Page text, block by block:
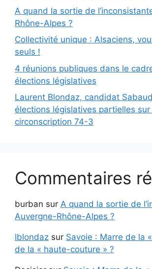
A quand la sortie de
Rhône-Alpes ?
Collectivité unique : Alsaciens,
seuls !
4 réunions publiques dans le
élections législatives
Laurent Blondaz, candidat
élections législatives partielles sur
circonscription 74-3
Commentaires
burban sur A quand la sortie de
Auvergne-Rhône-Alpes ?
lblondaz sur Savoie : Marre de la
de la « haute-couture » ?